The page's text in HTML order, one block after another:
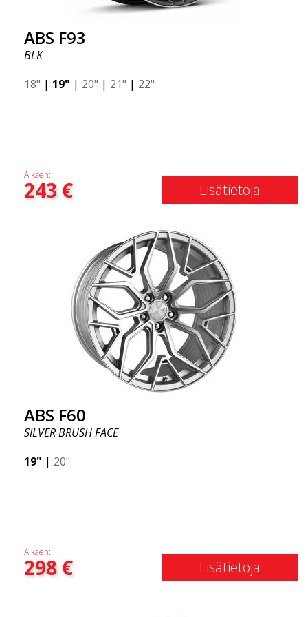
ABS F93
BLK
18" | 19" | 20" | 21" | 22"
Alkaen:
243€ Lisätietoja
ABS F60
SILVER BRUSH FACE
19" | 20"
Alkaen:
298€ Lisätietoja